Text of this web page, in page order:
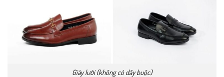
Giày lười (không có dây buộc)